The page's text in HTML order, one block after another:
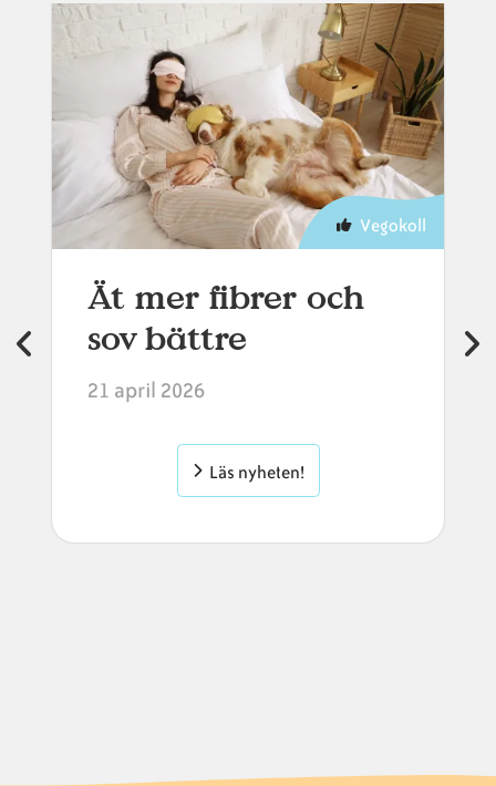
Vegokoll
Ät mer fibrer och
sov bättre
21 april 2026
Läs nyheten!